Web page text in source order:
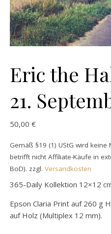
Eric the
21.
50,00 €
Gemäß §19 (1) UStG wird
betrifft nicht Affiliate-Käufe in
BoD). zzgl. Versandkosten
365-Daily Kollektion 12×12
Epson Claria Print auf 260 g
auf Holz (Multiplex 12 mm).